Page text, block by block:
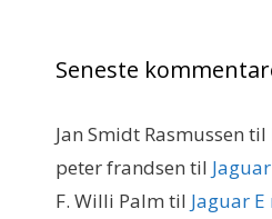
Seneste
Jan Smidt Rasmussen til
peter frandsen til
F. Willi Palm til Jaguar